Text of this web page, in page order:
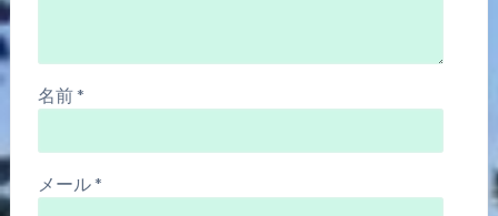
名前*
メール*